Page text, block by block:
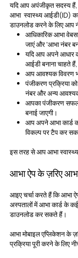
यदि आप अपंजीकृत सदस्य हैं,
आभा स्वास्थ्य आईडी(ID)
डाउनलोड करने के लिए आप
आधिकारिक आभा
जाएं और 'आभा नंबर
यदि आप अपने आधार
आईडी बनाना चाहते
आप आवश्यक विवरण
पंजीकरण प्रक्रिया
नंबर और अन्य
आपका पंजीकरण
बनाई जाएगी।
आप अपने आभा कार्ड
विकल्प पर टैप कर
इस तरह से आप आभा स्वास्थ्य
आभा ऐप के ज़रिए
आइए चर्चा करते हैं कि आभा
अस्पतालों में आभा कार्ड के
डाउनलोड कर सकते हैं।
आभा मोबाइल एप्लिकेशन के
प्रक्रिया पूरी करने के लिए